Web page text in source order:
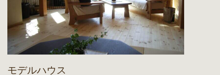
モデルハウス